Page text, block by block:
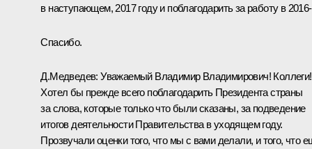
в наступающем, 2017 году и поблагодарить за работу в
Спасибо.
Д.Медведев: Уважаемый Владимир Владимирович! Коллеги!
Хотел бы прежде всего поблагодарить Президента страны
за слова, которые только что были сказаны, за подведение
итогов деятельности Правительства в уходящем году.
Прозвучали оценки того, что мы с вами делали, и того, что